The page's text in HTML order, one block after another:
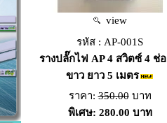
view
รหัส : AP-001S
รางปลั๊กไฟ AP 4 สวิตซ์ 4 ช่
ขาว ยาว 5 เมตร
ราคา:350.00บาท
พิเศษ: 280.00 บาท